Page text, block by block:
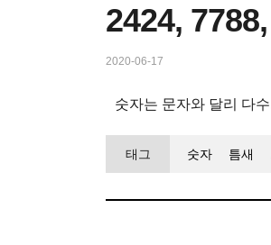
2424,
2020-06-17
숫자는 문자와 달리 다
태그 숫자 틈새